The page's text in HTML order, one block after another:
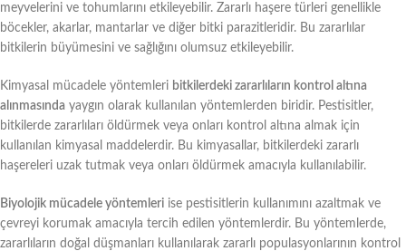
meyvelerini ve tohumlarını etkileyebilir. Zararlı haşere türleri genellikle
böcekler, akarlar, mantarlar ve diğer bitki parazitleridir. Bu zararlılar
bitkilerin büyümesini ve sağlığını olumsuz etkileyebilir.
Kimyasal mücadele yöntemleri bitkilerdeki zararlıların kontrol altına
alınmasında yaygın olarak kullanılan yöntemlerden biridir. Pestisitler,
bitkilerde zararlıları öldürmek veya onları kontrol altına almak için
kullanılan kimyasal maddelerdir. Bu kimyasallar, bitkilerdeki zararlı
haşereleri uzak tutmak veya onları öldürmek amacıyla kullanılabilir.
Biyolojik mücadele yöntemleri ise pestisitlerin kullanımını azaltmak ve
çevreyi korumak amacıyla tercih edilen yöntemlerdir. Bu yöntemlerde,
zararlıların doğal düşmanları kullanılarak zararlı populasyonlarının kontrol